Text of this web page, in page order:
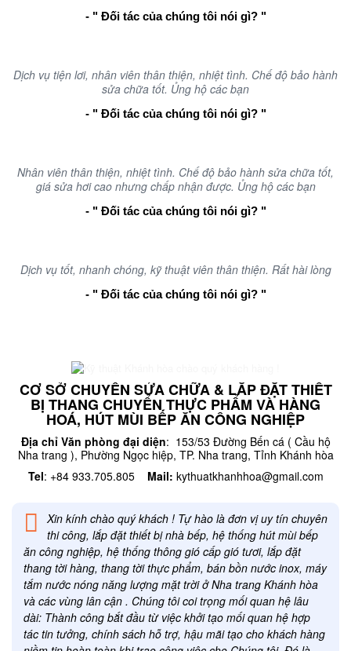
- " Đối tác của chúng tôi nói gì? "
Dịch vụ tiện lơi, nhân viên thân thiện, nhiệt tình. Chế độ bảo hành
sửa chữa tốt. Ủng hộ các bạn
- " Đối tác của chúng tôi nói gì? "
Nhân viên thân thiện, nhiệt tình. Chế độ bảo hành sửa chữa tốt,
giá sửa hơi cao nhưng chấp nhận được. Ủng hộ các bạn
- " Đối tác của chúng tôi nói gì? "
Dịch vụ tốt, nhanh chóng, kỹ thuật viên thân thiện. Rất hài lòng
- " Đối tác của chúng tôi nói gì? "
CƠ SỞ CHUYÊN SỬA CHỮA & LẮP ĐẶT THIẾT
BỊ THANG CHUYỂN THỰC PHẨM VÀ HÀNG
HOÁ, HÚT MÙI BẾP ĂN CÔNG NGHIỆP
Địa chỉ Văn phòng đại diện: 153/53 Đường Bến cá ( Cầu hộ
Nha trang ), Phường Ngọc hiệp, TP. Nha trang, Tỉnh Khánh hòa
Tel: +84 933.705.805 Mail: kythuatkhanhhoa@gmail.com
Xin kính chào quý khách ! Tự hào là đơn vị uy tín chuyên
thi công, lắp đặt thiết bị nhà bếp, hệ thống hút mùi bếp
ăn công nghiệp, hệ thống thông gió cấp gió tươi, lắp đặt
thang tời hàng, thang tời thực phẩm, bán bồn nước inox, máy
tắm nước nóng năng lượng mặt trời ở Nha trang Khánh hòa
và các vùng lân cận . Chúng tôi coi trọng mối quan hệ lâu
dài: Thành công bắt đầu từ việc khởi tạo mối quan hệ hợp
tác tin tưởng, chính sách hỗ trợ, hậu mãi tạo cho khách hàng